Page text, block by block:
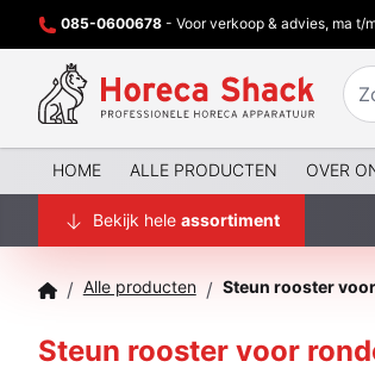
085-0600678 - Voor verkoop & advies, ma t/
HOME ALLE PRODUCTEN OVER
Bekijk hele assortiment
/ Alle producten /
Steun rooster voor